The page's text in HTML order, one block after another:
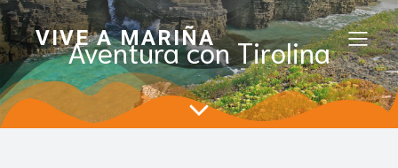
VIVE A MARIÑA
Aventura con Tirolina